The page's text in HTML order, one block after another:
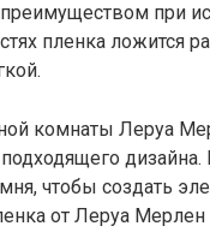
при
пленка ложится
комнаты Леруа
чтобы создать
от Леруа